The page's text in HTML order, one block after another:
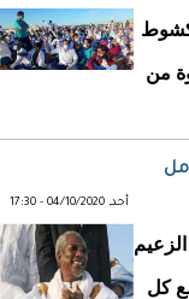
قوة من
أحد, 04/10/2020 - 17:30
كل